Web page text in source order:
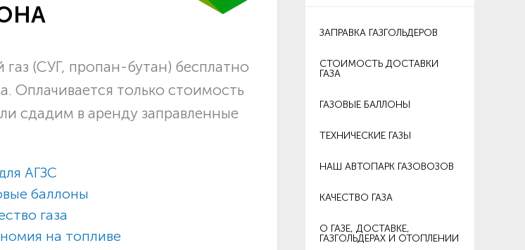
(СУГ, пропан-бутан) бесплатно
Оплачивается только стоимость
сдадим в аренду заправленные
АГЗС
баллоны
газа
на топливе
ЗАПРАВКА ГАЗГОЛЬДЕРОВ
СТОИМОСТЬ ДОСТАВКИ
ГАЗА
ГАЗОВЫЕ БАЛЛОНЫ
ТЕХНИЧЕСКИЕ ГАЗЫ
НАШ АВТОПАРК ГАЗОВОЗОВ
КАЧЕСТВО ГАЗА
О ГАЗЕ, ДОСТАВКЕ,
ГАЗГОЛЬДЕРАХ И ОТОПЛЕНИИ